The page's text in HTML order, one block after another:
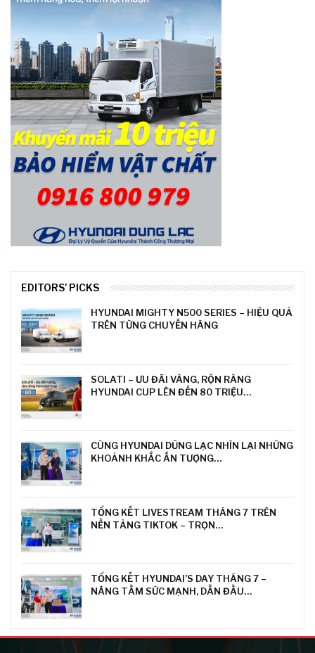
EDITORS' PICKS
HYUNDAI MIGHTY N500 SERIES – HIỆU QUẢ
TRÊN TỪNG CHUYẾN HÀNG
SOLATI – ƯU ĐÃI VÀNG, RỘN RÀNG
HYUNDAI CUP LÊN ĐẾN 80 TRIỆU…
CÙNG HYUNDAI DŨNG LẠC NHÌN LẠI NHỮNG
KHOẢNH KHẮC ẤN TƯỢNG…
TỔNG KẾT LIVESTREAM THÁNG 7 TRÊN
NỀN TẢNG TIKTOK – TRỌN…
TỔNG KẾT HYUNDAI’S DAY THÁNG 7 –
NÂNG TẦM SỨC MẠNH, DẪN ĐẦU…